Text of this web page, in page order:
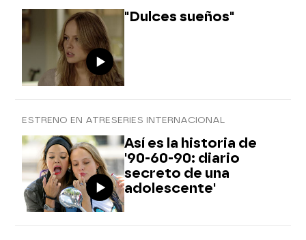
"Dulces sueños"
ESTRENO EN ATRESERIES INTERNACIONAL
Así es la historia de
'90-60-90: diario
secreto de una
adolescente'